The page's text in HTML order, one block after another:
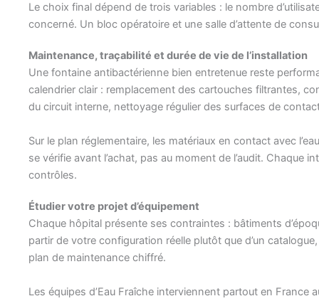
Le choix final dépend de trois variables : le nombre
concerné. Un bloc opératoire et une salle d’attente de
Maintenance, traçabilité et durée de vie de l’installation
Une fontaine antibactérienne bien entretenue reste
calendrier clair : remplacement des cartouches filtrantes,
du circuit interne, nettoyage régulier des surfaces de
Sur le plan réglementaire, les matériaux en contact avec
se vérifie avant l’achat, pas au moment de l’audit. Chaque
contrôles.
Étudier votre projet d’équipement
Chaque hôpital présente ses contraintes : bâtiments
partir de votre configuration réelle plutôt que d’un
plan de maintenance chiffré.
Les équipes d’Eau Fraîche interviennent partout en